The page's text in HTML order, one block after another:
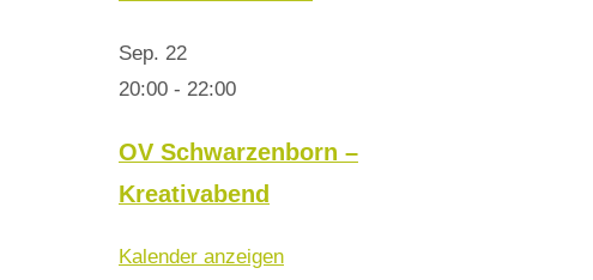
Sep. 22
20:00 - 22:00
OV Schwarzenborn –
Kreativabend
Kalender anzeigen